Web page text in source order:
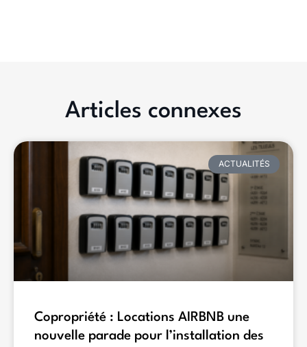
Articles connexes
ACTUALITÉS
Copropriété : Locations AIRBNB une
nouvelle parade pour l’installation des